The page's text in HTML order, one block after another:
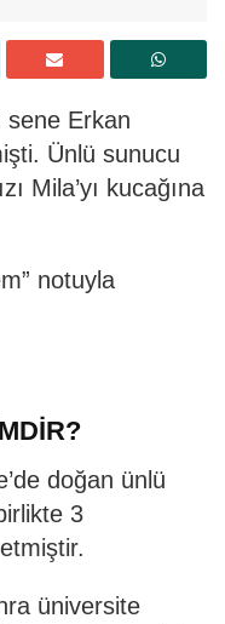
sene Erkan
Ünlü sunucu
Mila’yı kucağına
notuyla
doğan ünlü
3
üniversite